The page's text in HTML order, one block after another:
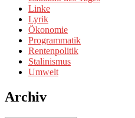
Linke
Lyrik
Ökonomie
Programmatik
Rentenpolitik
Stalinismus
Umwelt
Archiv